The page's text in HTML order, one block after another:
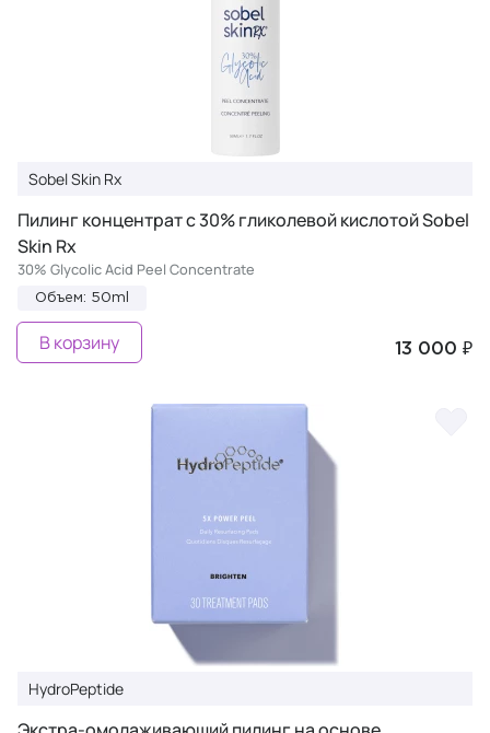
Sobel Skin Rx
Пилинг концентрат с 30% гликолевой кислотой Sobel
Skin Rx
30% Glycolic Acid Peel Concentrate
Объем: 50ml
13 000 ₽
В корзину
HydroPeptide